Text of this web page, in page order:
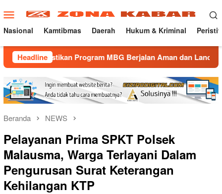
ke
konten
Menu
Mobile
Nasional Kamtibmas Daerah Hukum & Kriminal
Headline
Program MBG Berjalan Aman dan Lancar Gatur
Beranda NEWS
Pelayanan Prima SPKT Polsek
Malausma, Warga Terlayani Dalam
Pengurusan Surat Keterangan
Kehilangan KTP